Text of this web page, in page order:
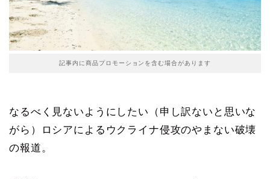
記事内に商品プロモーションを含む場合があります
なるべく見ないようにしたい（申し訳ないと思いな
がら）ロシアによるウクライナ侵攻のやまない破壊
の報道。